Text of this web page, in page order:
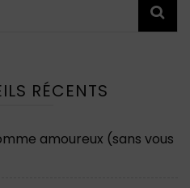
RÉCENTS
amoureux (sans vous